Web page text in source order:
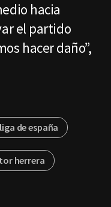
hacia
el partido
hacer daño”,
liga de españa
herrera